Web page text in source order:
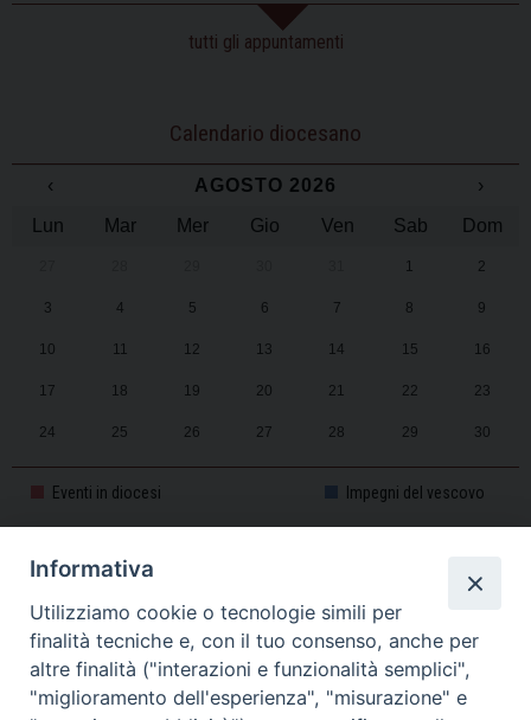
tutti gli appuntamenti
Calendario diocesano
‹ AGOSTO 2026
›
Lun
Mar Mer Gio Ven Sab Dom
1 2
3 4 5 6 7 8 9
10 11 12 13 14 15 16
17 18 19 20 21 22 23
24 25 26 27 28 29 30
Eventi in diocesi Impegni del vescovo
CALENDARIO PASTORALE 2025-2026
Informativa
Utilizziamo cookie o tecnologie simili per
finalità tecniche e, con il tuo consenso, anche per
altre finalità ("interazioni e funzionalità semplici",
"miglioramento dell'esperienza", "misurazione" e